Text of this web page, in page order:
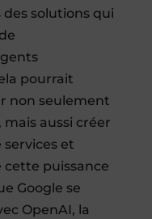
des solutions qui
pourrait
non seulement
aussi créer
services et
puissance
Google se
OpenAI, la